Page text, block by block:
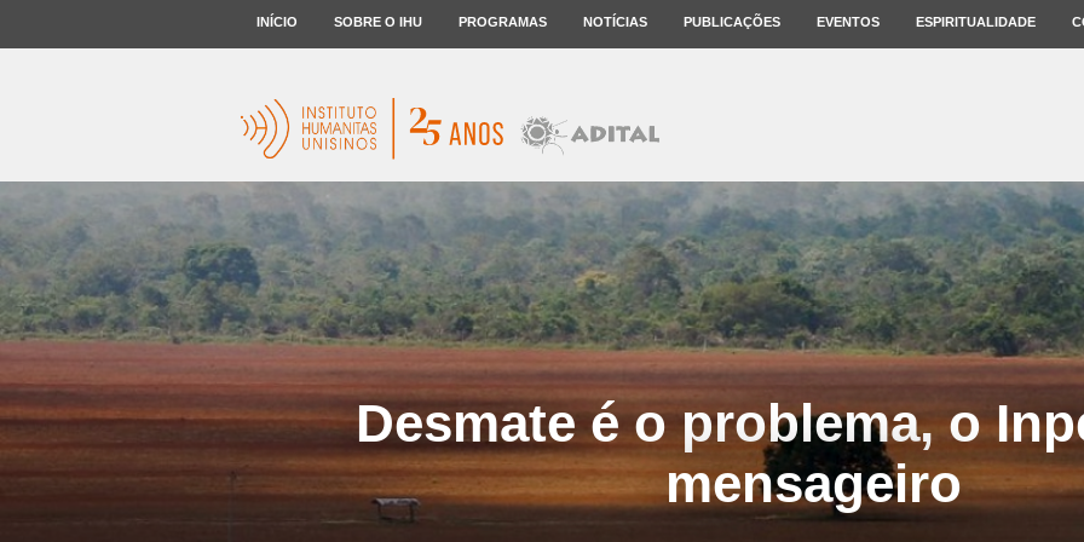
INÍCIO SOBRE O IHU PROGRAMAS NOTÍCIAS PUBLICAÇÕES EVENTOS ESPIRITUALIDADE
Desmate é o problema, o
mensageiro